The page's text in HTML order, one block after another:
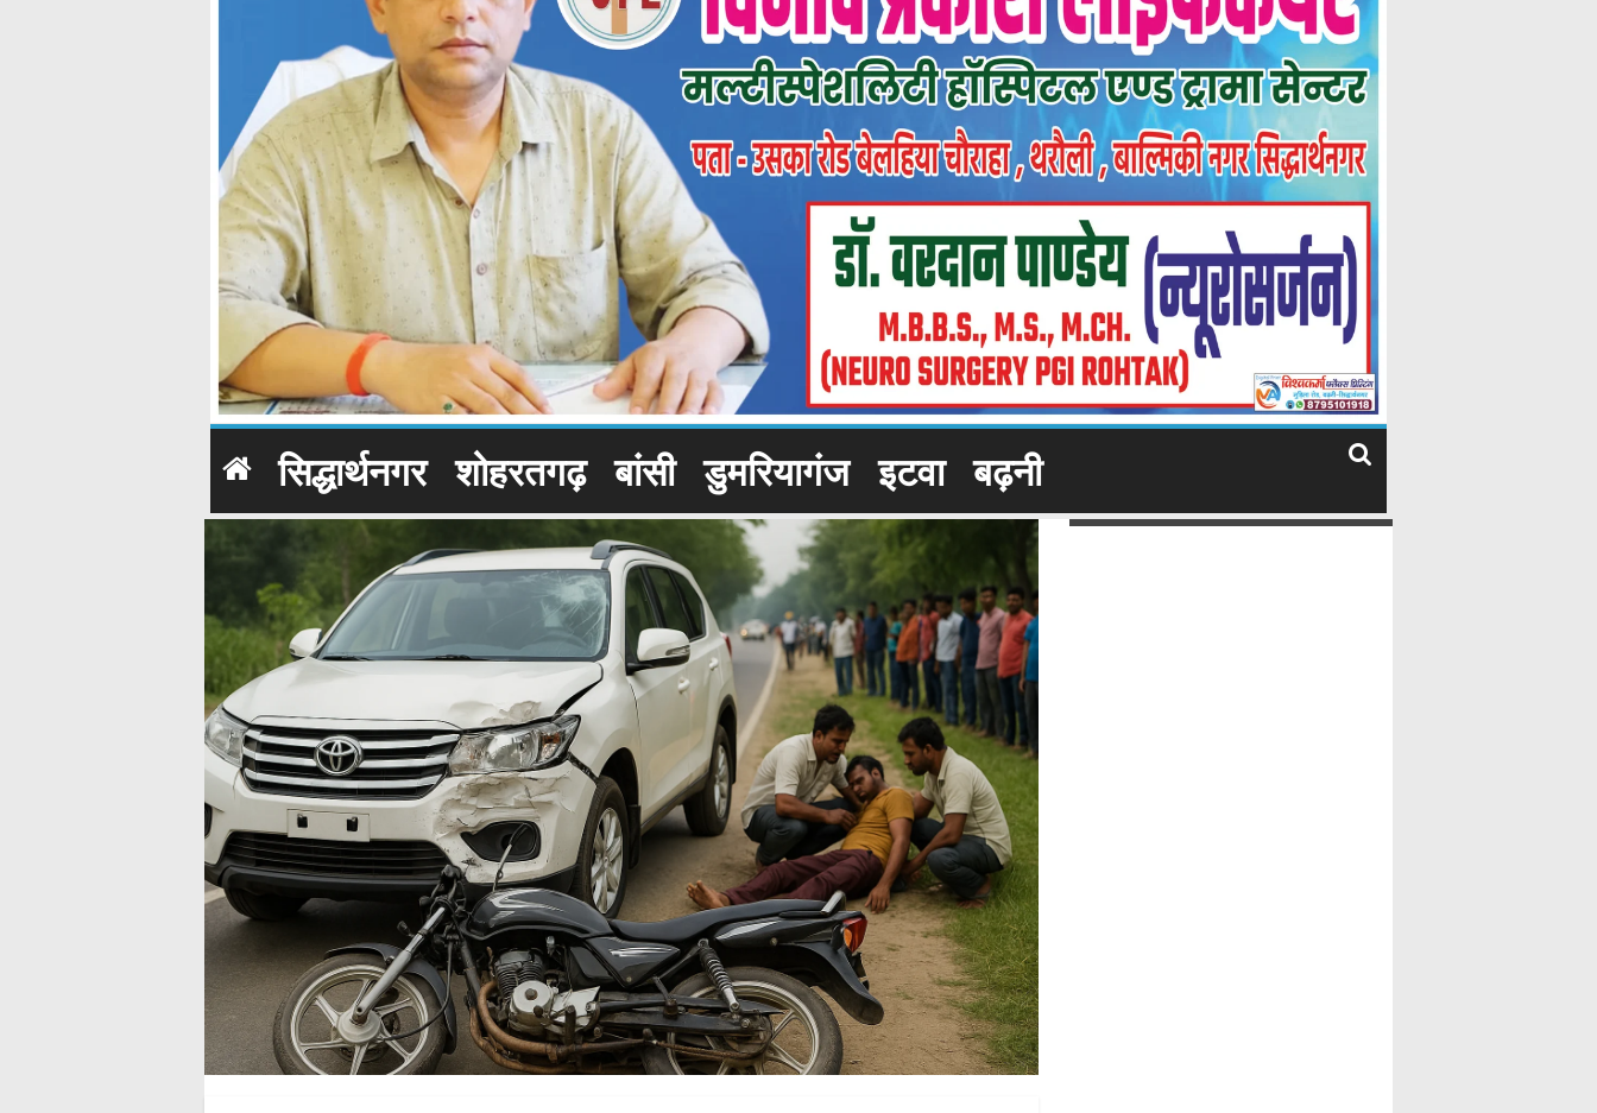
सिद्धार्थनगर शोहरतगढ़ बांसी डुमरियागंज इटवा बढ़नी